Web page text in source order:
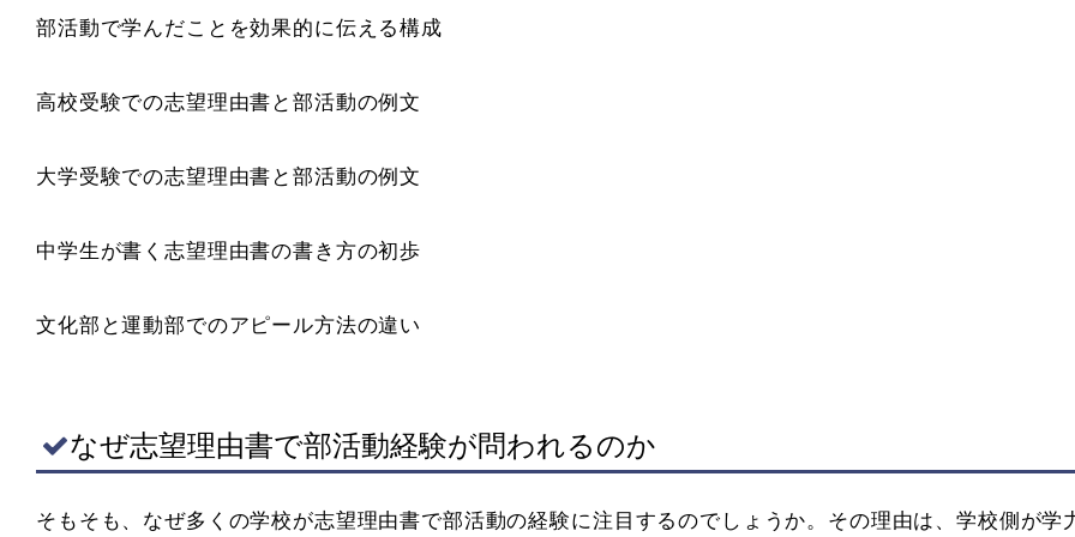
部活動で学んだことを効果的に伝える構成
高校受験での志望理由書と部活動の例文
大学受験での志望理由書と部活動の例文
中学生が書く志望理由書の書き方の初歩
文化部と運動部でのアピール方法の違い
なぜ志望理由書で部活動経験が問われるのか
そもそも、なぜ多くの学校が志望理由書で部活動の経験に注目するのでしょうか。その理由は、学校側が学